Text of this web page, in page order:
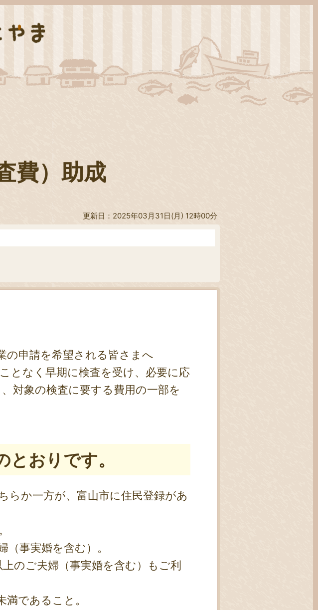
費）助成
更新日：2025年03月31日(月) 12時00分
の申請を希望される皆さまへ
となく早期に検査を受け、必要に応
対象の検査に要する費用の一部を
おりです。
らか一方が、富山市に住民登録があ
事実婚を含む）。
のご夫婦（事実婚を含む）もご利
であること。